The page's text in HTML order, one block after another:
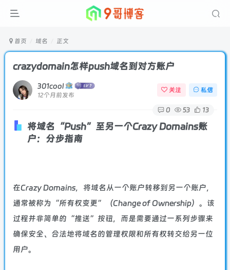
首页 域名 正文
crazydomain怎样push域名到对方账户
301cool
12个月前发布
关注 私信
0 53 13
将域名“Push”至另一个Crazy Domains账
户：分步指南
在Crazy Domains，将域名从一个账户转移到另一个账户，
通常被称为“所有权变更”（Change of Ownership）。该
过程并非简单的“推送”按钮，而是需要通过一系列步骤来
确保安全、合法地将域名的管理权限和所有权转交给另一位
用户。